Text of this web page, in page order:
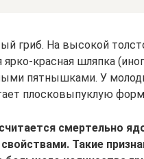
гриб. На высокой
ярко-красная шляпка
пятнышками. У
плосковыпуклую
смертельно
Такие